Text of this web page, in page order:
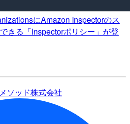
にAmazon Inspectorのス
きる「Inspectorポリシー」が登
ソッド株式会社